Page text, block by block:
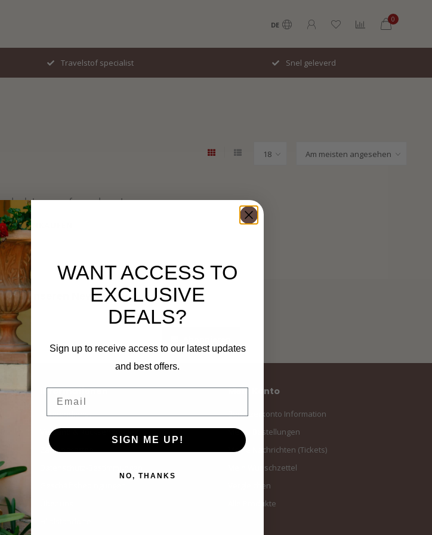
DE
0
Travelstof specialist Snel geleverd
gefunden!
EINKAUFEN
Sie unseren Newsletter
mit unseren Newsletter-Angeboten
Informationen
Kundendienst
Versand & Rücksendungen
Zahlungsarten
Mein Konto
Benutzerkonto Information
Meine Bestellungen
Meine Nachrichten (Tickets)
Mein Wunschzettel
Vergleichen
Alle Produkte
WANT ACCESS TO
EXCLUSIVE
DEALS?
Sign up to receive access to our latest updates
and best offers.
SIGN ME UP!
NO, THANKS